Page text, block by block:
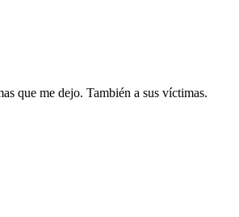
que me dejo. También a sus víctimas.